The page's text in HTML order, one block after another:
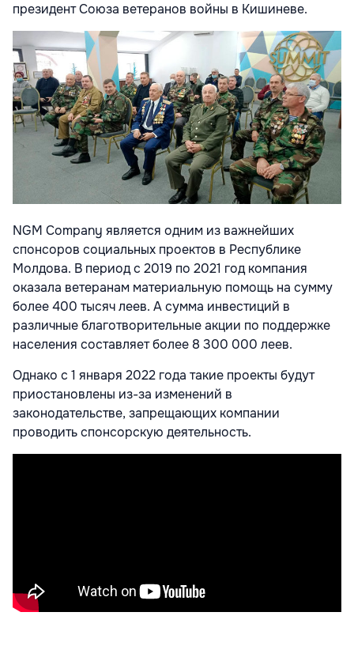
президент Союза ветеранов войны в Кишиневе.
NGM Company является одним из важнейших
спонсоров социальных проектов в Республике
Молдова. В период с 2019 по 2021 год компания
оказала ветеранам материальную помощь на сумму
более 400 тысяч леев. А сумма инвестиций в
различные благотворительные акции по поддержке
населения составляет более 8 300 000 леев.
Однако с 1 января 2022 года такие проекты будут
приостановлены из-за изменений в
законодательстве, запрещающих компании
проводить спонсорскую деятельность.